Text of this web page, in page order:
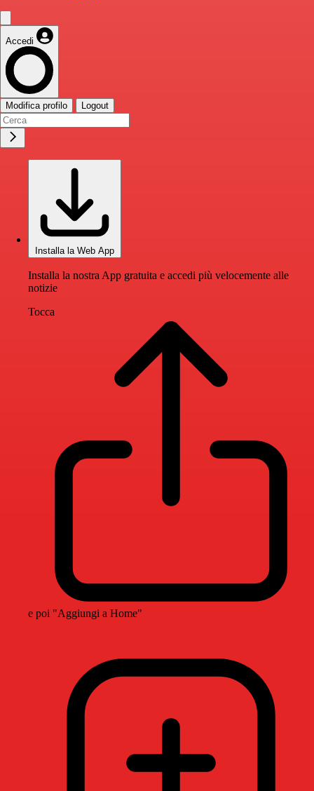
Accedi
Modifica profilo Logout
Installa la Web App
Installa la nostra App gratuita e accedi più velocemente alle
notizie
Tocca
e poi "Aggiungi a Home"